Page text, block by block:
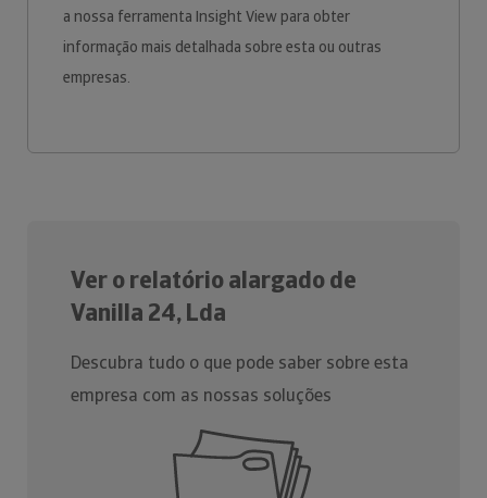
a nossa ferramenta Insight View para obter
informação mais detalhada sobre esta ou outras
empresas.
Ver o relatório alargado de
Vanilla 24, Lda
Descubra tudo o que pode saber sobre esta
empresa com as nossas soluções